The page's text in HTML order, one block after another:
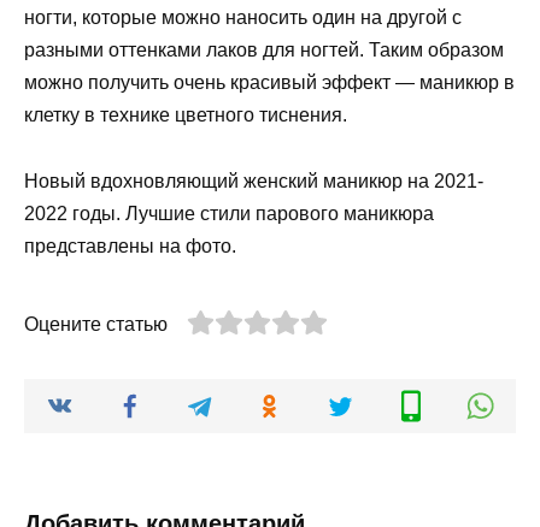
ногти, которые можно наносить один на другой с
разными оттенками лаков для ногтей. Таким образом
можно получить очень красивый эффект — маникюр в
клетку в технике цветного тиснения.
Новый вдохновляющий женский маникюр на 2021-
2022 годы. Лучшие стили парового маникюра
представлены на фото.
Оцените статью